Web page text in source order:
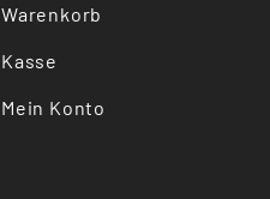
Warenkorb
Kasse
Mein Konto